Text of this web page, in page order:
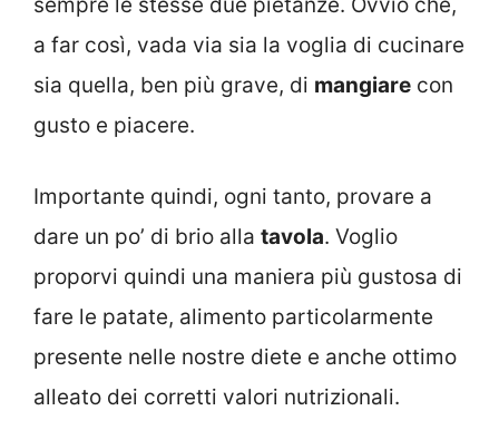
a far così, vada via sia la voglia di cucinare
sia quella, ben più grave, di mangiare con
gusto e piacere.
Importante quindi, ogni tanto, provare a
dare un po’ di brio alla tavola. Voglio
proporvi quindi una maniera più gustosa di
fare le patate, alimento particolarmente
presente nelle nostre diete e anche ottimo
alleato dei corretti valori nutrizionali.